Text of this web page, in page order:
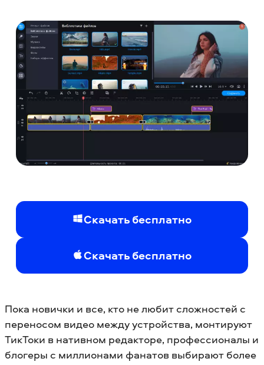
Скачать бесплатно
Скачать бесплатно
Пока новички и все, кто не любит сложностей с
переносом видео между устройства, монтируют
ТикТоки в нативном редакторе, профессионалы и
блогеры с миллионами фанатов выбирают более